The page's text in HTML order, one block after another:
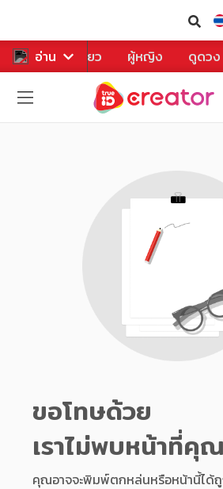
อ่าน
หาร ท่องเที่ยว ผู้หญิง ดูดวง
ขอโทษด้วย
เราไม่พบหน้าที่คุ
คุณอาจจะพิมพ์ตกหล่นหรือหน้านี้ได้